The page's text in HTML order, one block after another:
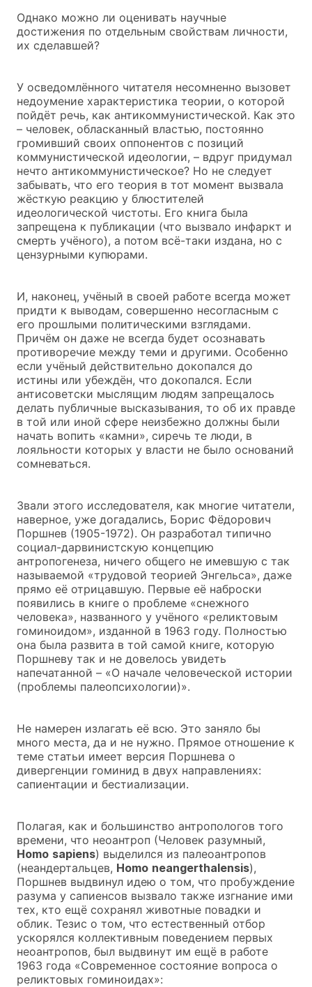
Однако можно ли оценивать научные
достижения по отдельным свойствам личности,
их сделавшей?
У осведомлённого читателя несомненно вызовет
недоумение характеристика теории, о которой
пойдёт речь, как антикоммунистической. Как это
– человек, обласканный властью, постоянно
громивший своих оппонентов с позиций
коммунистической идеологии, – вдруг придумал
нечто антикоммунистическое? Но не следует
забывать, что его теория в тот момент вызвала
жёсткую реакцию у блюстителей
идеологической чистоты. Его книга была
запрещена к публикации (что вызвало инфаркт и
смерть учёного), а потом всё-таки издана, но с
цензурными купюрами.
И, наконец, учёный в своей работе всегда может
придти к выводам, совершенно несогласным с
его прошлыми политическими взглядами.
Причём он даже не всегда будет осознавать
противоречие между теми и другими. Особенно
если учёный действительно докопался до
истины или убеждён, что докопался. Если
антисоветски мыслящим людям запрещалось
делать публичные высказывания, то об их правде
в той или иной сфере неизбежно должны были
начать вопить «камни», сиречь те люди, в
лояльности которых у власти не было оснований
сомневаться.
Звали этого исследователя, как многие читатели,
наверное, уже догадались, Борис Фёдорович
Поршнев (1905-1972). Он разработал типично
социал-дарвинистскую концепцию
антропогенеза, ничего общего не имевшую с так
называемой «трудовой теорией Энгельса», даже
прямо её отрицавшую. Первые её наброски
появились в книге о проблеме «снежного
человека», названного у учёного «реликтовым
гоминоидом», изданной в 1963 году. Полностью
она была развита в той самой книге, которую
Поршневу так и не довелось увидеть
напечатанной – «О начале человеческой истории
(проблемы палеопсихологии)».
Не намерен излагать её всю. Это заняло бы
много места, да и не нужно. Прямое отношение к
теме статьи имеет версия Поршнева о
дивергенции гоминид в двух направлениях:
сапиентации и бестиализации.
Полагая, как и большинство антропологов того
времени, что неоантроп (Человек разумный,
Homo sapiens) выделился из палеоантропов
(неандертальцев, Homo neangerthalensis),
Поршнев выдвинул идею о том, что пробуждение
разума у сапиенсов вызвало также изгнание ими
тех, кто ещё сохранял животные повадки и
облик. Тезис о том, что естественный отбор
ускорялся коллективным поведением первых
неоантропов, был выдвинут им ещё в работе
1963 года «Современное состояние вопроса о
реликтовых гоминоидах»: